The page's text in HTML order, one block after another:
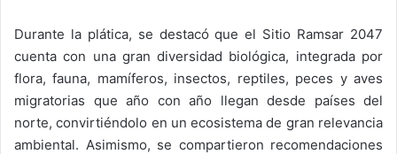
Durante la plática, se destacó que el Sitio Ramsar 2047
cuenta con una gran diversidad biológica, integrada por
flora, fauna, mamíferos, insectos, reptiles, peces y aves
migratorias que año con año llegan desde países del
norte, convirtiéndolo en un ecosistema de gran relevancia
ambiental. Asimismo, se compartieron recomendaciones